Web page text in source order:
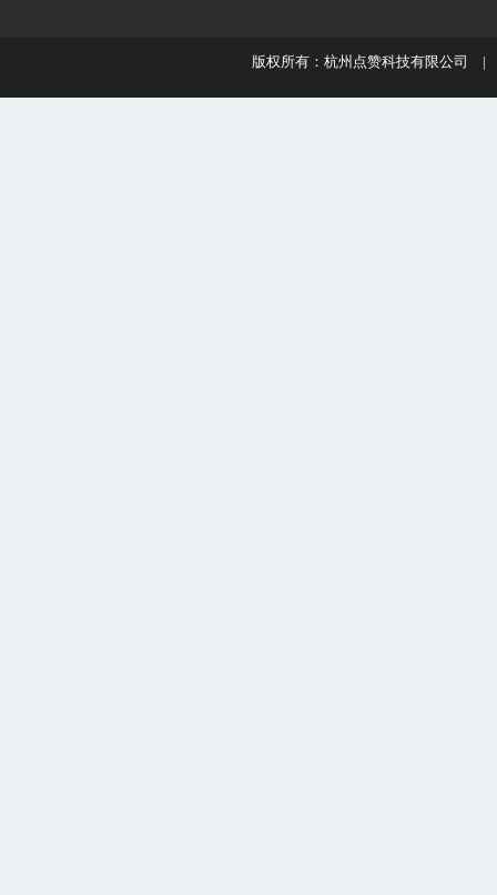
版权所有：杭州点赞科技有限公司